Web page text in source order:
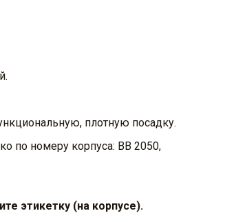
плотную посадку.
по номеру корпуса: ВВ 2050,
этикетку (на корпусе).